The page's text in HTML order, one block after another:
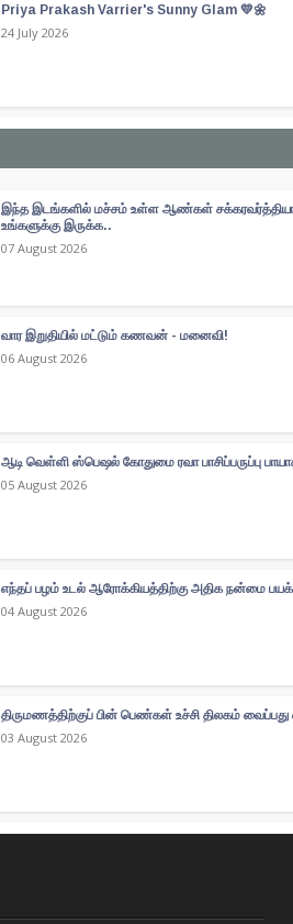
Priya Prakash Varrier's Sunny Glam 💛🌼
24 July 2026
இந்த இடங்களில் மச்சம் உள்ள ஆண்கள்
உங்களுக்கு இருக்க..
07 August 2026
வார இறுதியில் மட்டும் கணவன் - மனைவி!
06 August 2026
ஆடி வெள்ளி ஸ்பெஷல் கோதுமை ரவா பாசிப்பருப்பு
05 August 2026
எந்தப் பழம் உடல் ஆரோக்கியத்திற்கு அதிக நன்மை
04 August 2026
திருமணத்திற்குப் பின் பெண்கள் உச்சி திலகம் வைப்பது
03 August 2026